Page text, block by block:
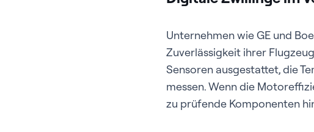
Unternehmen wie GE und
Zuverlässigkeit ihrer
Sensoren ausgestattet, die
messen. Wenn die
zu prüfende Komponenten